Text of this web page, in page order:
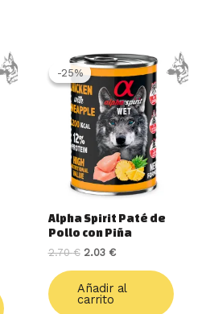
-25%
-25%
Alpha Spirit Paté de
Pollo con Piña
2.70€
El
precio
original
era:
2.70 €.
2.03 €
El
precio
actual
es:
2.03 €.
Añadir al
carrito